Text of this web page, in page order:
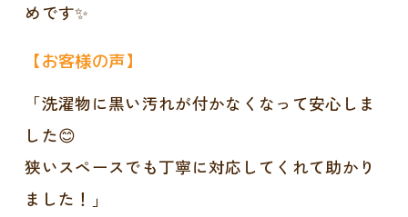
めです✨
【お客様の声】
「洗濯物に黒い汚れが付かなくなって安心しま
した😊
狭いスペースでも丁寧に対応してくれて助かり
ました！」